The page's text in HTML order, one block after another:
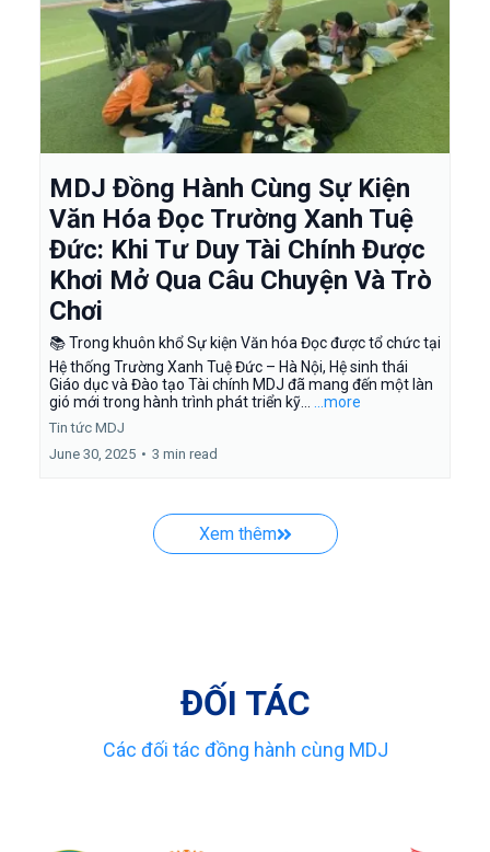
MDJ Đồng Hành Cùng Sự Kiện
Văn Hóa Đọc Trường Xanh Tuệ
Đức: Khi Tư Duy Tài Chính Được
Khơi Mở Qua Câu Chuyện Và Trò
Chơi
📚 Trong khuôn khổ Sự kiện Văn hóa Đọc được tổ chức tại
Hệ thống Trường Xanh Tuệ Đức – Hà Nội, Hệ sinh thái
Giáo dục và Đào tạo Tài chính MDJ đã mang đến một làn
gió mới trong hành trình phát triển kỹ...
...more
Tin tức MDJ
June 30, 2025 • 3 min read
Xem thêm
ĐỐI TÁC
Các đối tác đồng hành cùng MDJ